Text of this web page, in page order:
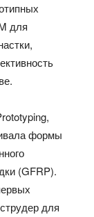
для
формы
(GFRP).
для